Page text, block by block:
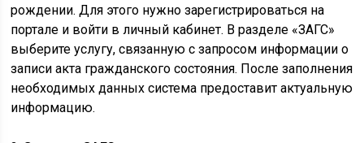
рождении. Для этого нужно зарегистрироваться на
портале и войти в личный кабинет. В разделе «ЗАГС»
выберите услугу, связанную с запросом информации о
записи акта гражданского состояния. После заполнения
необходимых данных система предоставит актуальную
информацию.